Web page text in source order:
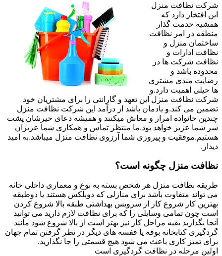
شرکت نظافت منزل
این افتخار دارد که
همشیه خدمت گذار
منطقه در امر نظافت
ساختمان منزل و
نظافت ادارات و
نظافت شرکت ها در
محدوده باشد و
رضایت مندی مشتری
ها خیلی اهمیت دارد.و
شرکت نظافت منزل این تعهد و گارانتی را برای مشتریان خود
تضمین می کند.و یادمان باشد از درآمد این شرکت نظافت منزل
چندین خانواده امرار و معاش میکنند و همیشه دعای خیرشان پشت
سر شما عزیز خواهد بود.ما منتظر تماس و همکاری شما عزیزان
هستیم.موفقیت و پیروزی شما آرزوی نظافت منزل میباشد.به امید
دیدار.
نظافت منزل چگونه است؟
طریقه نظافت منزل هر شخص بسته به نوع و معماری داخلی خانه
می تواند متفاوت باشد برای منازلی که دوبلکس هستند یا دوطبقه
بهترین کار شروع کار از سرویس بهداشتی طبقه بالا شروع کردن
است چون تمامی وسایلی را که برای نظافت لازم دارید می توانید
آنجا بگذارید بقیه مراحل کار نیز بهتر است از بالا شروع شود مانند
گردگیری کتابخانه بوفه یا قفسه های دیگر در نظر گرفتن تمام جهان
برای تمیز کاری باعث می شود هیچ قسمتی را جا نگذارید.
اولین مرحله در نظافت گردگیری است